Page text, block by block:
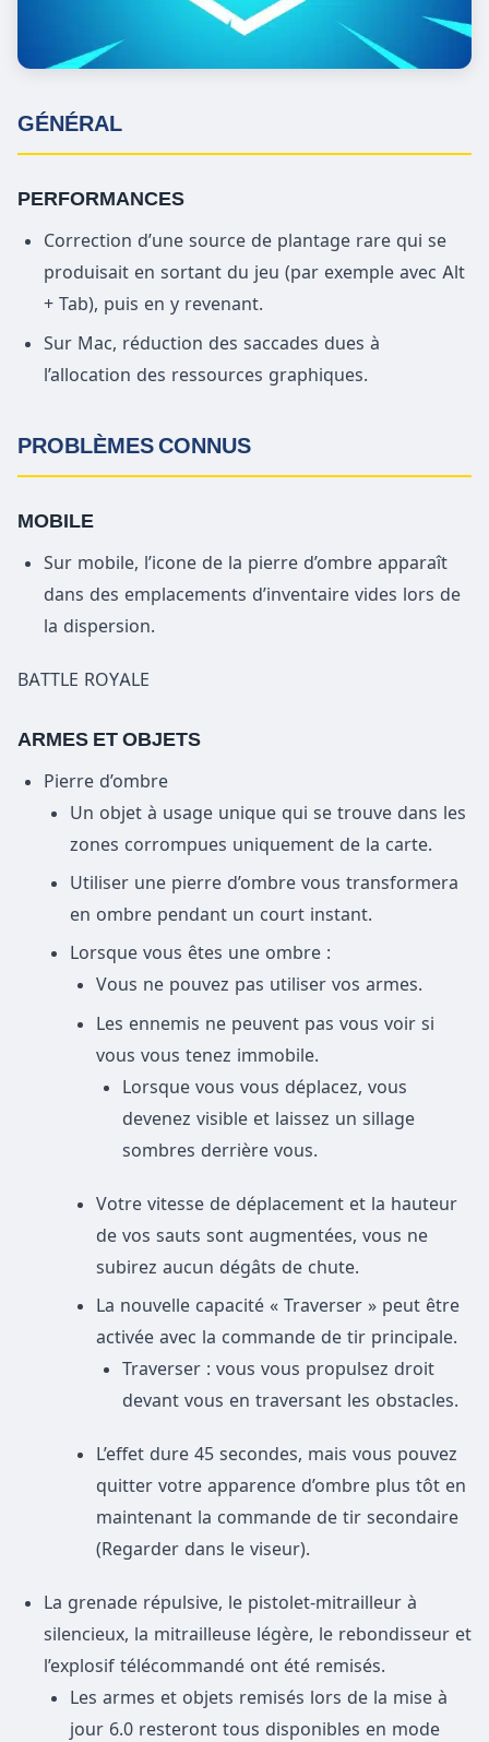
GÉNÉRAL
PERFORMANCES
Correction d’une source de plantage rare qui se
produisait en sortant du jeu (par exemple avec Alt
+ Tab), puis en y revenant.
Sur Mac, réduction des saccades dues à
l’allocation des ressources graphiques.
PROBLÈMES CONNUS
MOBILE
Sur mobile, l’icone de la pierre d’ombre apparaît
dans des emplacements d’inventaire vides lors de
la dispersion.
BATTLE ROYALE
ARMES ET OBJETS
Pierre d’ombre
Un objet à usage unique qui se trouve dans les
zones corrompues uniquement de la carte.
Utiliser une pierre d’ombre vous transformera
en ombre pendant un court instant.
Lorsque vous êtes une ombre :
Vous ne pouvez pas utiliser vos armes.
Les ennemis ne peuvent pas vous voir si
vous vous tenez immobile.
Lorsque vous vous déplacez, vous
devenez visible et laissez un sillage
sombres derrière vous.
Votre vitesse de déplacement et la hauteur
de vos sauts sont augmentées, vous ne
subirez aucun dégâts de chute.
La nouvelle capacité « Traverser » peut être
activée avec la commande de tir principale.
Traverser : vous vous propulsez droit
devant vous en traversant les obstacles.
L’effet dure 45 secondes, mais vous pouvez
quitter votre apparence d’ombre plus tôt en
maintenant la commande de tir secondaire
(Regarder dans le viseur).
La grenade répulsive, le pistolet-mitrailleur à
silencieux, la mitrailleuse légère, le rebondisseur et
l’explosif télécommandé ont été remisés.
Les armes et objets remisés lors de la mise à
jour 6.0 resteront tous disponibles en mode